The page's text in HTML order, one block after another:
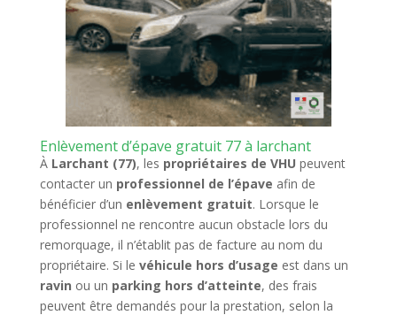
Enlèvement d’épave gratuit 77 à larchant
À Larchant (77), les propriétaires de VHU peuvent
contacter un professionnel de l’épave afin de
bénéficier d’un enlèvement gratuit. Lorsque le
professionnel ne rencontre aucun obstacle lors du
remorquage, il n’établit pas de facture au nom du
propriétaire. Si le véhicule hors d’usage est dans un
ravin ou un parking hors d’atteinte, des frais
peuvent être demandés pour la prestation, selon la